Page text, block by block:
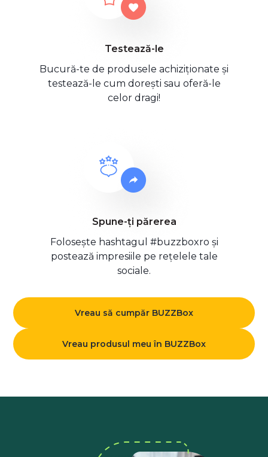
Testează-le
Bucură-te de produsele achiziționate și
testează-le cum dorești sau oferă-le
celor dragi!
Spune-ți părerea
Folosește hashtagul #buzzboxro și
postează impresiile pe rețelele tale
sociale.
Vreau să cumpăr BUZZBox
Vreau produsul meu în BUZZBox